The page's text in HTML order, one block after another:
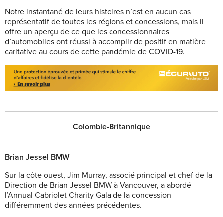
Notre instantané de leurs histoires n’est en aucun cas
représentatif de toutes les régions et concessions, mais il
offre un aperçu de ce que les concessionnaires
d’automobiles ont réussi à accomplir de positif en matière
caritative au cours de cette pandémie de COVID-19.
Colombie-Britannique
Brian Jessel BMW
Sur la côte ouest, Jim Murray, associé principal et chef de la
Direction de Brian Jessel BMW à Vancouver, a abordé
l’Annual Cabriolet Charity Gala de la concession
différemment des années précédentes.